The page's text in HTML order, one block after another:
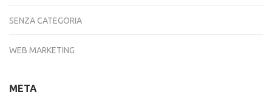
SENZA CATEGORIA
WEB MARKETING
META